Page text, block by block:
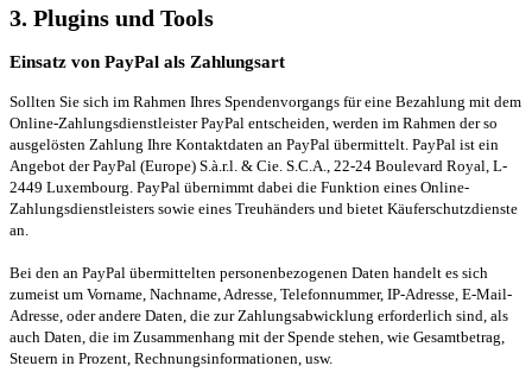
3. Plugins und Tools
Einsatz von PayPal als Zahlungsart
Sollten Sie sich im Rahmen Ihres Spendenvorgangs für eine Bezahlung mit dem
Online-Zahlungsdienstleister PayPal entscheiden, werden im Rahmen der so
ausgelösten Zahlung Ihre Kontaktdaten an PayPal übermittelt. PayPal ist ein
Angebot der PayPal (Europe) S.à.r.l. & Cie. S.C.A., 22-24 Boulevard Royal, L-
2449 Luxembourg. PayPal übernimmt dabei die Funktion eines Online-
Zahlungsdienstleisters sowie eines Treuhänders und bietet Käuferschutzdienste
an.
Bei den an PayPal übermittelten personenbezogenen Daten handelt es sich
zumeist um Vorname, Nachname, Adresse, Telefonnummer, IP-Adresse, E-Mail-
Adresse, oder andere Daten, die zur Zahlungsabwicklung erforderlich sind, als
auch Daten, die im Zusammenhang mit der Spende stehen, wie Gesamtbetrag,
Steuern in Prozent, Rechnungsinformationen, usw.